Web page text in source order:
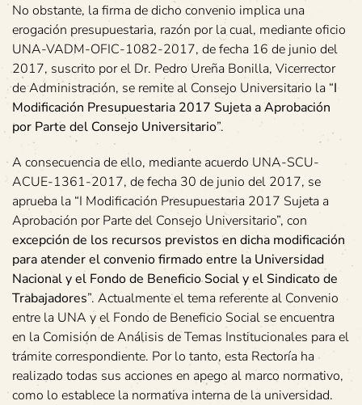
No obstante, la firma de dicho convenio implica una
erogación presupuestaria, razón por la cual, mediante oficio
UNA-VADM-OFIC-1082-2017, de fecha 16 de junio del
2017, suscrito por el Dr. Pedro Ureña Bonilla, Vicerrector
de Administración, se remite al Consejo Universitario la “I
Modificación Presupuestaria 2017 Sujeta a Aprobación
por Parte del Consejo Universitario”.
A consecuencia de ello, mediante acuerdo UNA-SCU-
ACUE-1361-2017, de fecha 30 de junio del 2017, se
aprueba la “I Modificación Presupuestaria 2017 Sujeta a
Aprobación por Parte del Consejo Universitario”, con
excepción de los recursos previstos en dicha modificación
para atender el convenio firmado entre la Universidad
Nacional y el Fondo de Beneficio Social y el Sindicato de
Trabajadores”. Actualmente el tema referente al Convenio
entre la UNA y el Fondo de Beneficio Social se encuentra
en la Comisión de Análisis de Temas Institucionales para el
trámite correspondiente. Por lo tanto, esta Rectoría ha
realizado todas sus acciones en apego al marco normativo,
como lo establece la normativa interna de la universidad.